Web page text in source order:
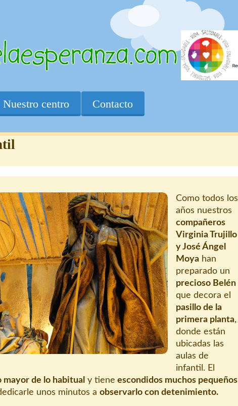
Nuestro centro Contacto
Como todos los
años nuestros
compañeros
Virginia Trujillo
y José Ángel
Moya han
preparado un
precioso Belén
que decora el
pasillo de la
primera planta,
donde están
ubicadas las
aulas de
infantil. El
mayor de lo habitual y tiene escondidos muchos pequeños
unos minutos a observarlo con detenimiento.